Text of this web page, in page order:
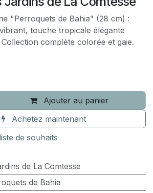
"Perroquets de Bahia" (28 cm) :
touche tropicale élégante
complète colorée et gaie.
Ajouter au panier
Achetez maintenant
de souhaits
de La Comtesse
de Bahia